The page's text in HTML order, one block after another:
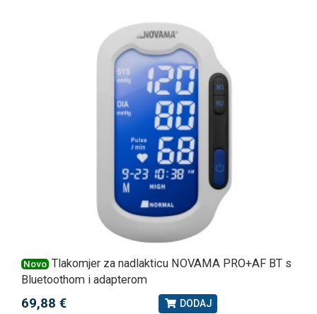
Novo Tlakomjer za nadlakticu NOVAMA PRO+AF BT s
Bluetoothom i adapterom
69,88 € DODAJ